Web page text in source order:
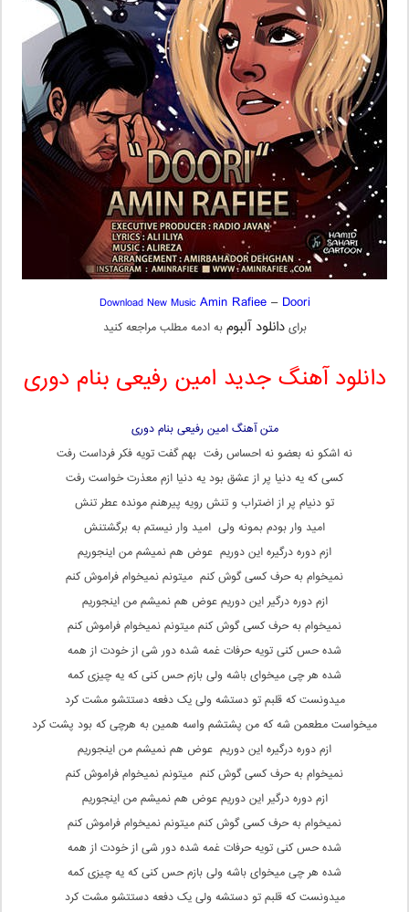
Download New Music Amin Rafiee– Doori
برایدانلود آلبومبه ادمه مطلب مراجعه کنید
دانلود آهنگ جدید امین رفیعی بنام دوری
متن آهنگ امین رفیعی بنام دوری
نه اشکو نه بعضو نه احساس رفت بهم گفت تویه فکر فرداست رفت
کسی که یه دنیا پر از عشق بود یه دنیا ازم معذرت خواست رفت
تو دنیام پر از اضتراب و تنش رویه پیرهنم مونده عطر تنش
امید وار بودم بمونه ولی امید وار نیستم به برگشتنش
ازم دوره درگیره این دوریم عوض هم نمیشم من اینجوریم
نمیخوام به حرف کسی گوش کنم میتونم نمیخوام فراموش کنم
ازم دوره درگیر این دوریم عوض هم نمیشم من اینجوریم
نمیخوام به حرف کسی گوش کنم میتونم نمیخوام فراموش کنم
شده حس کنی تویه حرفات غمه شده دور شی از خودت از همه
شده هر چی میخوای باشه ولی بازم حس کنی که یه چیزی کمه
میدونست که قلبم تو دستشه ولی یک دفعه دستتشو مشت کرد
میخواست مطعمن شه که من پشتشم واسه همین به هرچی که بود پشت کرد
ازم دوره درگیره این دوریم عوض هم نمیشم من اینجوریم
نمیخوام به حرف کسی گوش کنم میتونم نمیخوام فراموش کنم
ازم دوره درگیر این دوریم عوض هم نمیشم من اینجوریم
نمیخوام به حرف کسی گوش کنم میتونم نمیخوام فراموش کنم
شده حس کنی تویه حرفات غمه شده دور شی از خودت از همه
شده هر چی میخوای باشه ولی بازم حس کنی که یه چیزی کمه
میدونست که قلبم تو دستشه ولی یک دفعه دستتشو مشت کرد